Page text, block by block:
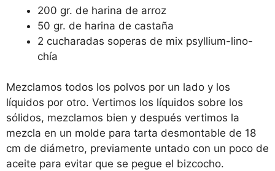
200 gr. de harina de arroz
50 gr. de harina de castaña
2 cucharadas soperas de mix psyllium-lino-
chía
Mezclamos todos los polvos por un lado y los
líquidos por otro. Vertimos los líquidos sobre los
sólidos, mezclamos bien y después vertimos la
mezcla en un molde para tarta desmontable de 18
cm de diámetro, previamente untado con un poco de
aceite para evitar que se pegue el bizcocho.